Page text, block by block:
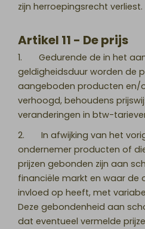
zijn herroepingsrecht verliest.
Artikel 11 - De prijs
1. Gedurende de in het
geldigheidsduur worden de
aangeboden producten en/
verhoogd, behoudens
veranderingen in btw-
2. In afwijking van het
ondernemer producten of
prijzen gebonden zijn aan
financiële markt en waar de
invloed op heeft, met
Deze gebondenheid aan
dat eventueel vermelde